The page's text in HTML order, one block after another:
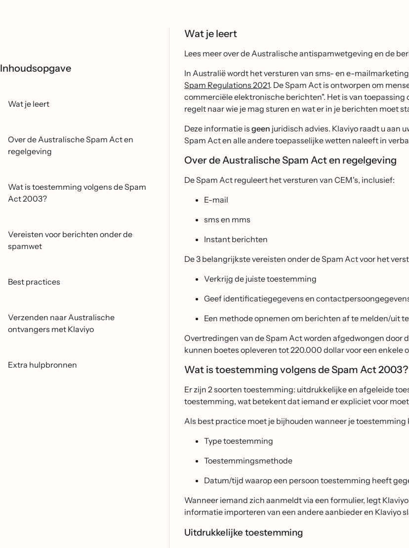
Inhoudsopgave
Wat je leert
Over de Australische Spam Act en
regelgeving
Wat is toestemming volgens de Spam
Act 2003?
Vereisten voor berichten onder de
spamwet
Best practices
Verzenden naar Australische
ontvangers met Klaviyo
Extra hulpbronnen
Wat je leert
Lees meer over de Australische antispamwetgeving en de
In Australië wordt het versturen van sms- en e-
Spam Regulations 2021. De Spam Act is ontworpen om
commerciële elektronische berichten". Het is van
regelt naar wie je mag sturen en wat er in je berichten moet
Deze informatie is geen juridisch advies. Klaviyo raadt u aan
Spam Act en alle andere toepasselijke wetten naleeft in
Over de Australische Spam Act en regelgeving
De Spam Act reguleert het versturen van CEM's, inclusief:
E-mail
sms en mms
Instant berichten
De 3 belangrijkste vereisten onder de Spam Act voor het
Verkrijg de juiste toestemming
Geef identificatiegegevens en
Een methode opnemen om berichten af te melden/uit
Overtredingen van de Spam Act worden afgedwongen
kunnen boetes opleveren tot 220.000 dollar voor een enkele
Wat is toestemming volgens de Spam Act 2003?
Er zijn 2 soorten toestemming: uitdrukkelijke en afgeleide
toestemming, wat betekent dat iemand er expliciet voor
Als best practice moet je bijhouden wanneer je toestemming
Type toestemming
Toestemmingsmethode
Datum/tijd waarop een persoon toestemming heeft
Wanneer iemand zich aanmeldt via een formulier, legt
informatie importeren van een andere aanbieder en Klaviyo
Uitdrukkelijke toestemming